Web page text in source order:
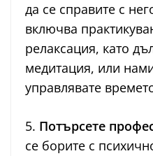
да се справите с
включва
релаксация, като
медитация, или
управлявате
5. Потърсете
се борите с